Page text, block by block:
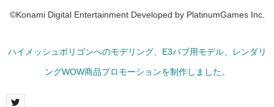
©Konami Digital Entertainment Developed by PlatinumGames Inc.
ハイメッシュポリゴンへのモデリング、E3パブ用モデル、レンダリ
ングWOW商品プロモーションを制作しました。